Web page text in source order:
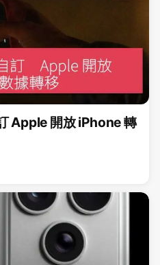
Apple 開放 iPhone 轉